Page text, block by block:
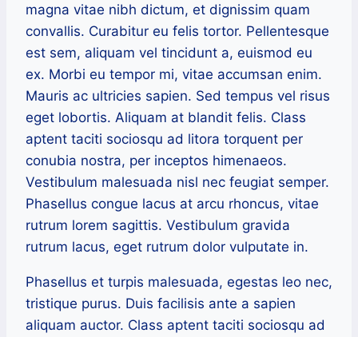
magna vitae nibh dictum, et dignissim quam
convallis. Curabitur eu felis tortor. Pellentesque
est sem, aliquam vel tincidunt a, euismod eu
ex. Morbi eu tempor mi, vitae accumsan enim.
Mauris ac ultricies sapien. Sed tempus vel risus
eget lobortis. Aliquam at blandit felis. Class
aptent taciti sociosqu ad litora torquent per
conubia nostra, per inceptos himenaeos.
Vestibulum malesuada nisl nec feugiat semper.
Phasellus congue lacus at arcu rhoncus, vitae
rutrum lorem sagittis. Vestibulum gravida
rutrum lacus, eget rutrum dolor vulputate in.
Phasellus et turpis malesuada, egestas leo nec,
tristique purus. Duis facilisis ante a sapien
aliquam auctor. Class aptent taciti sociosqu ad